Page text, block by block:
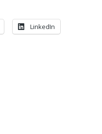
LinkedIn